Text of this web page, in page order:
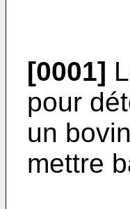
[0001]
pour
un
mettre